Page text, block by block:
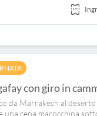
con giro in
da Marrakech al
cena marocchina